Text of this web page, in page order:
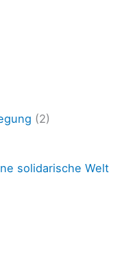
e
(2)
solidarische Welt